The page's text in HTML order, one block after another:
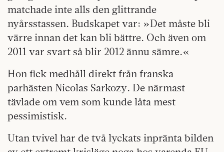
matchade inte alls den glittrande
nyårsstassen. Budskapet var: »Det måste bli
värre innan det kan bli bättre. Och även om
2011 var svart så blir 2012 ännu sämre.«
Hon fick medhåll direkt från franska
parhästen Nicolas Sarkozy. De närmast
tävlade om vem som kunde låta mest
pessimistisk.
Utan tvivel har de två lyckats inpränta bilden